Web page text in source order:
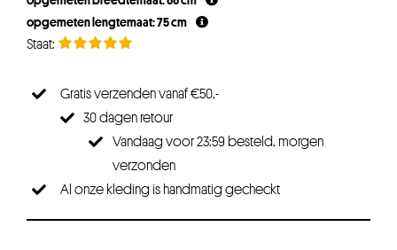
€52,46.
€39,34.
opgemeten lengtemaat: 75 cm
Gratis verzenden vanaf €50,-
30 dagen retour
Vandaag voor 23:59 besteld, morgen
verzonden
Al onze kleding is handmatig gecheckt